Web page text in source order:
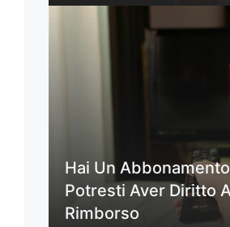
Hai Un
Potresti Aver Diritto
Rimborso